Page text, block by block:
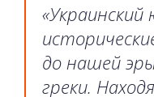
до нашей эры
греки.